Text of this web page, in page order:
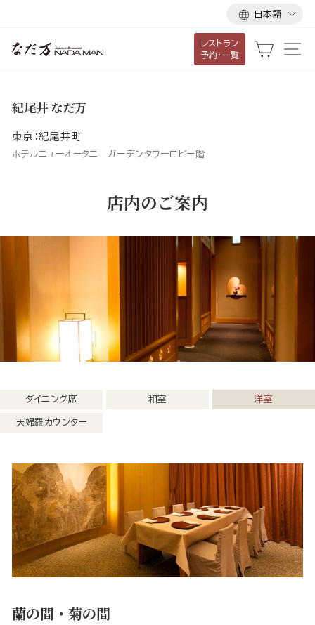
言
語
日本語
レストラン
予約・一覧
カート
紀尾井 なだ万
東京：紀尾井町
ホテルニューオータニ ガーデンタワーロビー階
店内のご案内
ダイニング席 和室 洋室
天婦羅カウンター
蘭の間・菊の間